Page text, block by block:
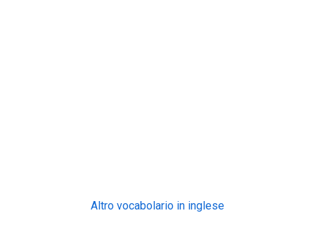
Altro vocabolario in inglese